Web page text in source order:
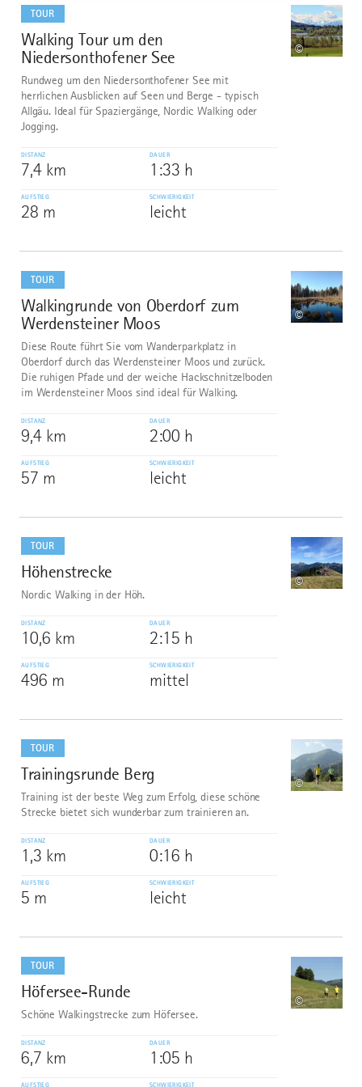
TOUR
6
Walking Tour um den
Niedersonthofener See
©
Rundweg um den Niedersonthofener See mit
herrlichen Ausblicken auf Seen und Berge - typisch
Allgäu. Ideal für Spaziergänge, Nordic Walking oder
Jogging.
DISTANZ
7,4 km
DAUER
1:33 h
AUFSTIEG
28 m
SCHWIERIGKEIT
leicht
dazu
TOUR
7
Walkingrunde von Oberdorf zum
Werdensteiner Moos
©
Diese Route führt Sie vom Wanderparkplatz in
Oberdorf durch das Werdensteiner Moos und zurück.
Die ruhigen Pfade und der weiche Hackschnitzelboden
im Werdensteiner Moos sind ideal für Walking.
DISTANZ
9,4 km
DAUER
2:00 h
AUFSTIEG
57 m
SCHWIERIGKEIT
leicht
dazu
TOUR
8
Höhenstrecke
©
Nordic Walking in der Höh.
DISTANZ
10,6 km
DAUER
2:15 h
AUFSTIEG
496 m
SCHWIERIGKEIT
mittel
dazu
TOUR
9
Trainingsrunde Berg
©
Training ist der beste Weg zum Erfolg, diese schöne
Strecke bietet sich wunderbar zum trainieren an.
DISTANZ
1,3 km
DAUER
0:16 h
AUFSTIEG
5 m
SCHWIERIGKEIT
leicht
dazu
TOUR
10
Höfersee-Runde
©
Schöne Walkingstrecke zum Höfersee.
DISTANZ
6,7 km
DAUER
1:05 h
AUFSTIEG SCHWIERIGKEIT
dazu